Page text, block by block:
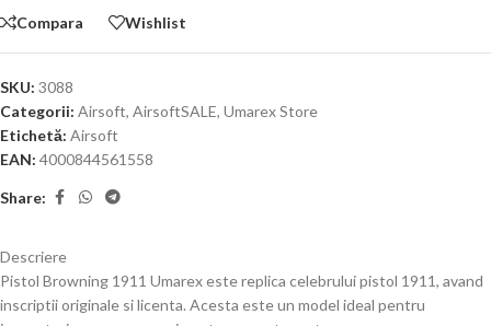
Compara Wishlist
SKU: 3088
Categorii: Airsoft, AirsoftSALE, Umarex Store
Etichetă: Airsoft
EAN: 4000844561558
Share:
Descriere
Pistol Browning 1911 Umarex este replica celebrului pistol 1911, avand
inscriptii originale si licenta. Acesta este un model ideal pentru